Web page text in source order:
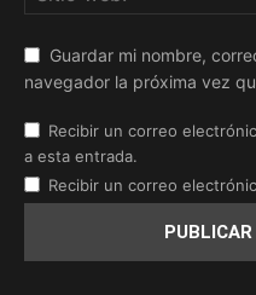
Guardar mi nombre,
navegador la próxima vez
Recibir un correo
a esta entrada.
Recibir un correo